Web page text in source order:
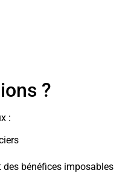
?
:
bénéfices imposables